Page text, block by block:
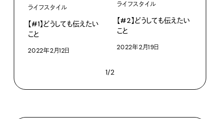
ライフスタイル
【#1】どうしても伝えたい
こと
2022年2月12日
ライフスタイル
【#2】どうしても伝えたい
こと
2022年2月19日
1/2